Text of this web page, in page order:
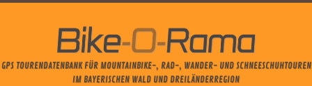
GPS TOURENDATENBANK FÜR MOUNTAINBIKE-, RAD-, WANDER- UND SCHNEESCHUHTOUREN
IM BAYERISCHEN WALD UND DREILÄNDERREGION